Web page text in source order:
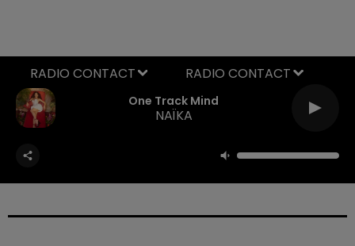
One Track Mind
NAÏKA
RADIO CONTACT